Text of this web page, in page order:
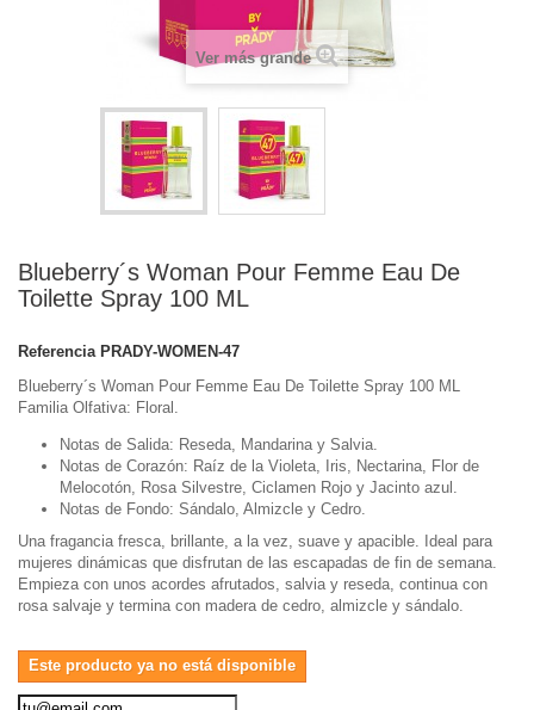
Ver más grande
Blueberry´s Woman Pour Femme Eau De
Toilette Spray 100 ML
Referencia PRADY-WOMEN-47
Blueberry´s Woman Pour Femme Eau De Toilette Spray 100 ML
Familia Olfativa: Floral.
Notas de Salida: Reseda, Mandarina y Salvia.
Notas de Corazón: Raíz de la Violeta, Iris, Nectarina, Flor de
Melocotón, Rosa Silvestre, Ciclamen Rojo y Jacinto azul.
Notas de Fondo: Sándalo, Almizcle y Cedro.
Una fragancia fresca, brillante, a la vez, suave y apacible. Ideal para
mujeres dinámicas que disfrutan de las escapadas de fin de semana.
Empieza con unos acordes afrutados, salvia y reseda, continua con
rosa salvaje y termina con madera de cedro, almizcle y sándalo.
Este producto ya no está disponible